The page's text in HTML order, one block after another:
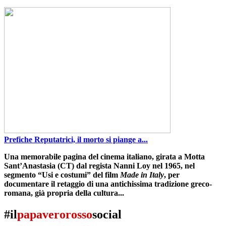
Prefiche Reputatrici, il morto si piange a...
Una memorabile pagina del cinema italiano, girata a Motta
Sant’Anastasia (CT) dal regista Nanni Loy nel 1965, nel
segmento “Usi e costumi” del film Made in Italy, per
documentare il retaggio di una antichissima tradizione greco-
romana, già propria della cultura...
#ilpapaverorossosocial